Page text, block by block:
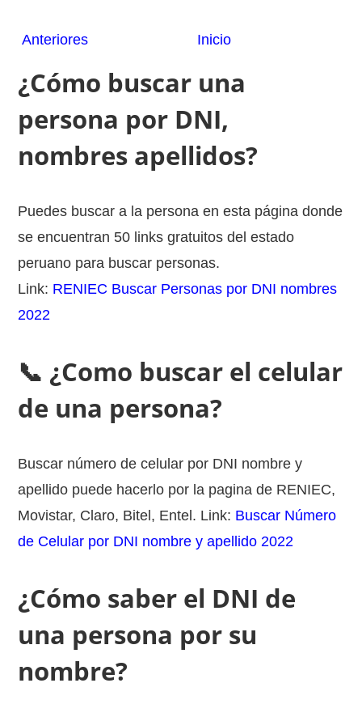
Anteriores Inicio
¿Cómo buscar una
persona por DNI,
nombres apellidos?
Puedes buscar a la persona en esta página donde
se encuentran 50 links gratuitos del estado
peruano para buscar personas.
Link: RENIEC Buscar Personas por DNI nombres
2022
📞 ¿Como buscar el celular
de una persona?
Buscar número de celular por DNI nombre y
apellido puede hacerlo por la pagina de RENIEC,
Movistar, Claro, Bitel, Entel. Link: Buscar Número
de Celular por DNI nombre y apellido 2022
¿Cómo saber el DNI de
una persona por su
nombre?